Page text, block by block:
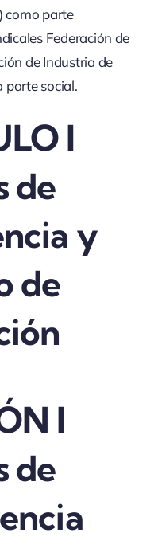
como parte
Federación de
de Industria de
parte social.
I
de
y
de
I
de